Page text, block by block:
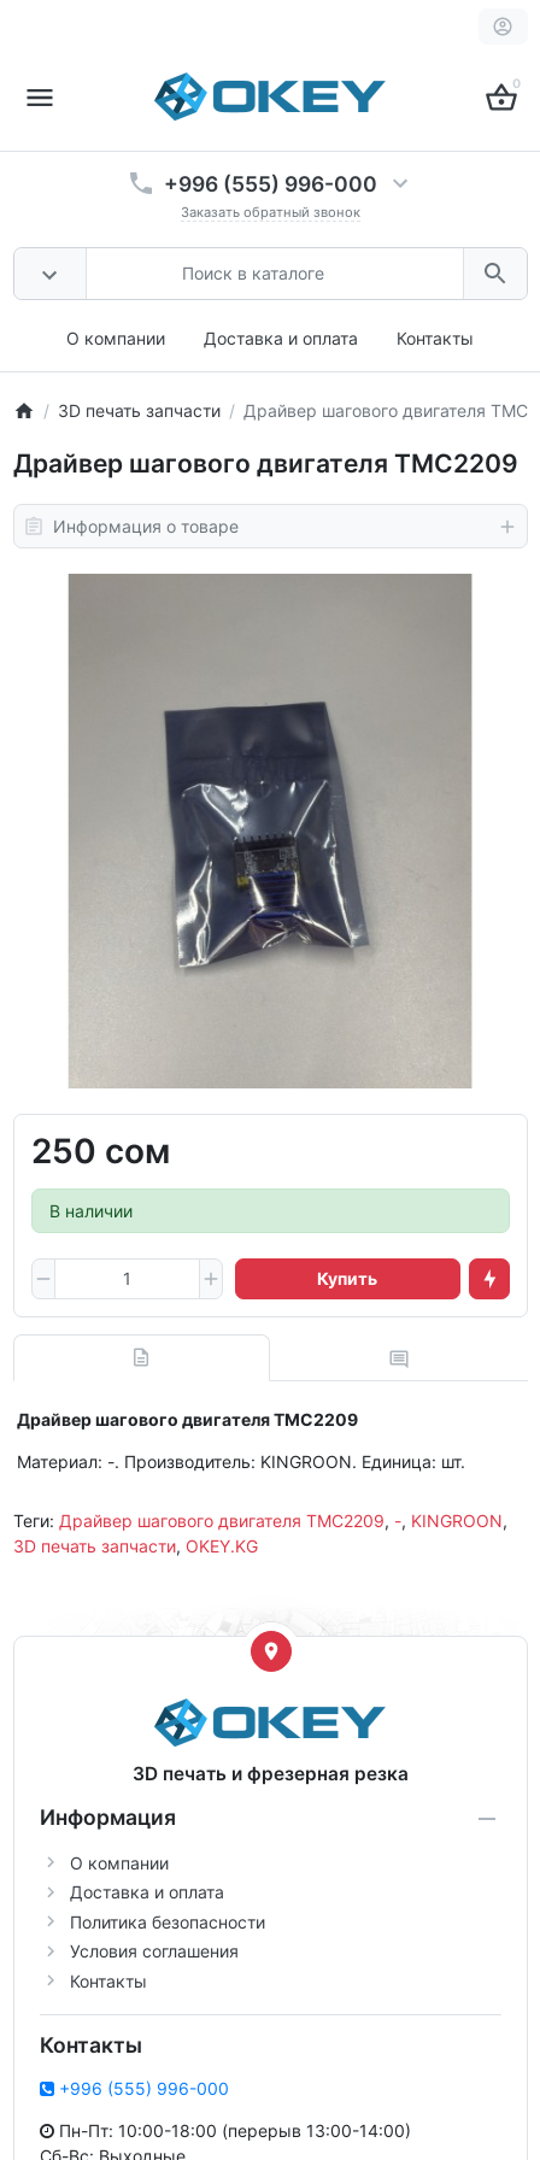
0
+996 (555) 996-000
Заказать обратный звонок
О компании Доставка и оплата Контакты
3D печать запчасти Драйвер шагового двигателя
Драйвер шагового двигателя TMC2209
Информация о товаре
250 сом
В наличии
Купить
Драйвер шагового двигателя TMC2209
Материал: -. Производитель: KINGROON. Единица: шт.
Теги: Драйвер шагового двигателя TMC2209, -, KINGROON,
3D печать запчасти, OKEY.KG
3D печать и фрезерная резка
Информация
О компании
Доставка и оплата
Политика безопасности
Условия соглашения
Контакты
Контакты
+996 (555) 996-000
Пн-Пт: 10:00-18:00 (перерыв 13:00-14:00)